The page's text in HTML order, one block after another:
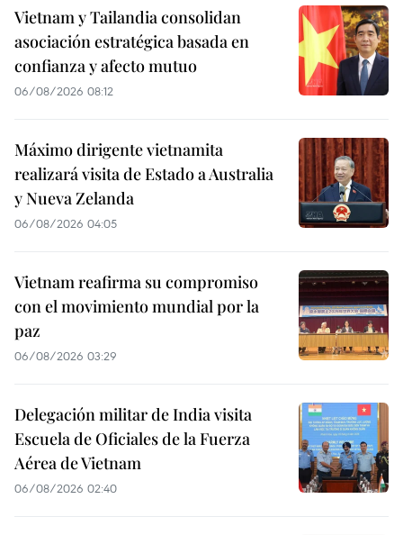
Vietnam y Tailandia consolidan
asociación estratégica basada en
confianza y afecto mutuo
06/08/2026 08:12
Máximo dirigente vietnamita
realizará visita de Estado a Australia
y Nueva Zelanda
06/08/2026 04:05
Vietnam reafirma su compromiso
con el movimiento mundial por la
paz
06/08/2026 03:29
Delegación militar de India visita
Escuela de Oficiales de la Fuerza
Aérea de Vietnam
06/08/2026 02:40